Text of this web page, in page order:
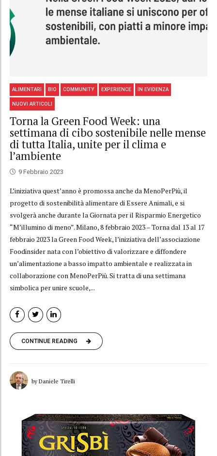
ALIMENTARI BIO COMMUNITY EXPERIENCE IN EVIDENZA
NUOVI ARTICOLI
Torna la Green Food Week: una
settimana di cibo sostenibile nelle mense
di tutta Italia, unite per il clima e
l’ambiente
9 Febbraio 2023
L’iniziativa quest’anno è promossa anche da MenoPerPiù, il
progetto di sostenibilità alimentare di Essere Animali, e si
svolgerà anche durante la Giornata per il Risparmio Energetico
“M’illumino di meno”. Milano, 8 febbraio 2023 – Torna dal 13 al 17
febbraio 2023 la Green Food Week, l’iniziativa dell’associazione
Foodinsider nata con l’obiettivo di valorizzare e diffondere
un’alimentazione a basso impatto ambientale e realizzata in
collaborazione con MenoPerPiù. Si tratta di una settimana
simbolica per unire scuole,...
CONTINUE READING
by Daniele Tirelli